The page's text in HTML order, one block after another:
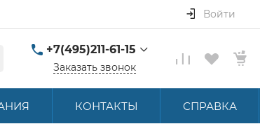
Войти
+7(495)211-61-15
+7(495)211-61-15
г. Москва, ул.
Заказать звонок
КОНТАКТЫ СПРАВКА